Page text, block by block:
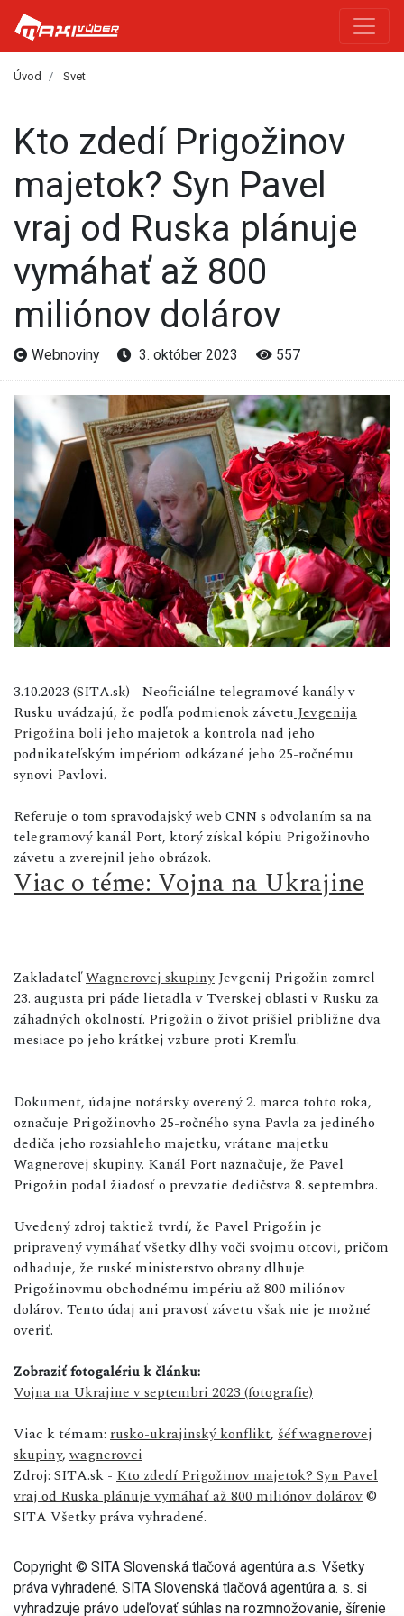
Úvod Svet
Kto zdedí Prigožinov
majetok? Syn Pavel
vraj od Ruska plánuje
vymáhať až 800
miliónov dolárov
Webnoviny 3. október 2023 557
3.10.2023 (SITA.sk) - Neoficiálne telegramové kanály v
Rusku uvádzajú, že podľa podmienok závetu Jevgenija
Prigožina boli jeho majetok a kontrola nad jeho
podnikateľským impériom odkázané jeho 25-ročnému
synovi Pavlovi.
Referuje o tom spravodajský web CNN s odvolaním sa na
telegramový kanál Port, ktorý získal kópiu Prigožinovho
závetu a zverejnil jeho obrázok.
Viac o téme: Vojna na Ukrajine
ZakladateľWagnerovej skupiny Jevgenij Prigožin zomrel
23. augusta pri páde lietadla v Tverskej oblasti v Rusku za
záhadných okolností. Prigožin o život prišiel približne dva
mesiace po jeho krátkej vzbure proti Kremľu.
Dokument, údajne notársky overený 2. marca tohto roka,
označuje Prigožinovho 25-ročného syna Pavla za jediného
dediča jeho rozsiahleho majetku, vrátane majetku
Wagnerovej skupiny. Kanál Port naznačuje, že Pavel
Prigožin podal žiadosť o prevzatie dedičstva 8. septembra.
Uvedený zdroj taktiež tvrdí, že Pavel Prigožin je
pripravený vymáhať všetky dlhy voči svojmu otcovi, pričom
odhaduje, že ruské ministerstvo obrany dlhuje
Prigožinovmu obchodnému impériu až 800 miliónov
dolárov. Tento údaj ani pravosť závetu však nie je možné
overiť.
Zobraziť fotogalériu k článku:
Vojna na Ukrajine v septembri 2023 (fotografie)
Viac k témam: rusko-ukrajinský konflikt, šéf wagnerovej
skupiny,wagnerovci
Zdroj: SITA.sk - Kto zdedí Prigožinov majetok? Syn Pavel
vraj od Ruska plánuje vymáhať až 800 miliónov dolárov©
SITA Všetky práva vyhradené.
Copyright © SITA Slovenská tlačová agentúra a.s. Všetky
práva vyhradené. SITA Slovenská tlačová agentúra a. s. si
vyhradzuje právo udeľovať súhlas na rozmnožovanie, šírenie